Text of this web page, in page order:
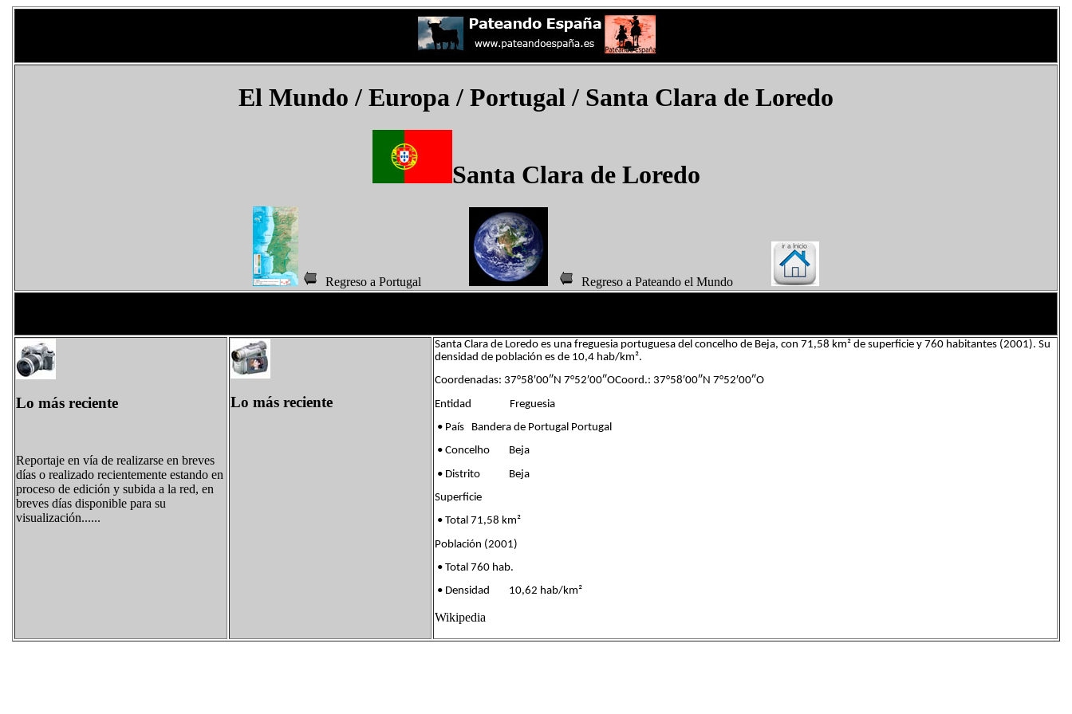
El Mundo/ Europa / Portugal / Santa Clara de Loredo
Santa Clara de Loredo
Regreso a Portugal Regreso a Pateando el Mundo
Lo más reciente
Reportaje en vía de realizarse en breves
días o realizado recientemente estando en
proceso de edición y subida a la red, en
breves días disponible para su
visualización......
Lo más reciente
Santa Clara de Loredo es una freguesia portuguesa del concelho de Beja, con 71,58 km² de superficie y 760 habitantes (2001). Su
densidad de población es de 10,4 hab/km².
Coordenadas: 37°58′00″N 7°52′00″OCoord.: 37°58′00″N 7°52′00″O
Entidad Freguesia
• País Bandera de Portugal Portugal
• Concelho Beja
• Distrito Beja
Superficie
• Total 71,58 km²
Población (2001)
• Total 760 hab.
• Densidad 10,62 hab/km²
Wikipedia